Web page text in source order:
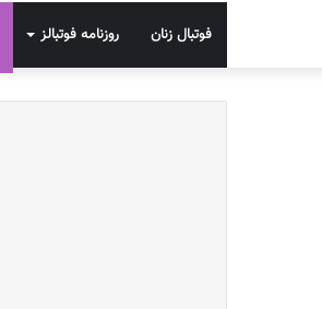
فوتبال زنان روزنامه فوتبالز